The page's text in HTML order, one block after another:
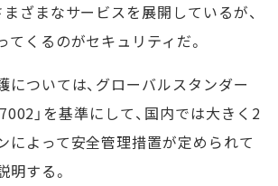
ざまなサービスを展開しているが、
てくるのがセキュリティだ。
ついては、グローバルスタンダー
」を基準にして、国内では大きく2
によって安全管理措置が定められて
する。